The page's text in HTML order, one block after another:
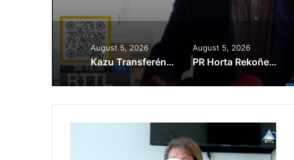
August 5, 2026
Kazu Transferénsia Osan Millaun 42 Husi Singapura, Advogadu Sei Halo Rekursu
August 5, 2026
PR Horta Rekoñese Timoroan Sira Iha Diáspora Nia Kontribuisaun